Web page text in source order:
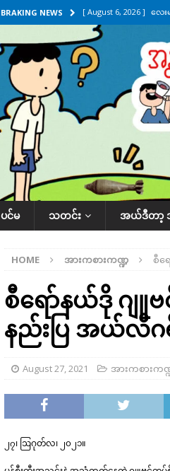
BRAKING NEWS [ August 6, 2026 ] လေး
အလိုက် သတင်းကဏ္ဍ
[ August 6, 2026 ] ရေက
[ August 5, 2026 ] ရန်ကု
[ August 5, 2026 ] ဂျပ
[ August 6, 2026 ] တာက
ပင်မ သတင်း အယ်ဒီတာ့
HOME အားကစားကဏ္ဍ စီရ
စီရော်နယ်ဒို ဂ
နည်းပြ အယ်လီ
August 27, 2021 အားကစားက
၂၇၊ ဩဂုတ်လ၊ ၂၀၂၁။